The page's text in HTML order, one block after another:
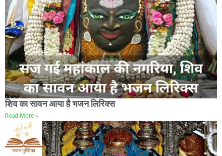
शिव का सावन आया है भजन लिरिक्स
Read More »